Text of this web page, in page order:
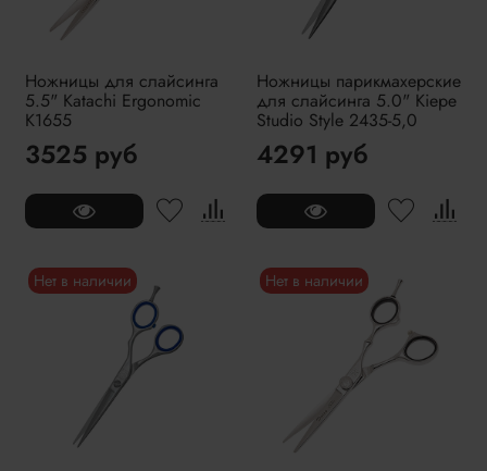
Ножницы для слайсинга
5.5" Katachi Ergonomic
K1655
3525 руб
Ножницы парикмахерские
для слайсинга 5.0" Kiepe
Studio Style 2435-5,0
4291 руб
Нет в наличии Нет в наличии